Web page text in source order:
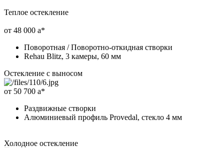
Теплое остекление
от 48 000 a*
Поворотная / Поворотно-откидная створки
Rehau Blitz, 3 камеры, 60 мм
Остекление с выносом
от 50 700 a*
Раздвижные створки
Алюминиевый профиль Provedal, стекло 4 мм
Холодное остекление